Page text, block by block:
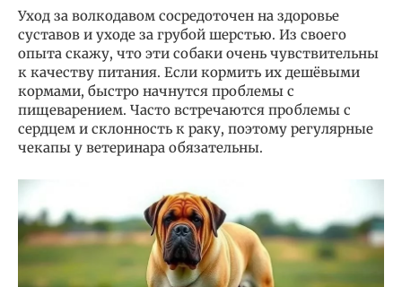
Уход за волкодавом сосредоточен на здоровье
суставов и уходе за грубой шерстью. Из своего
опыта скажу, что эти собаки очень чувствительны
к качеству питания. Если кормить их дешёвыми
кормами, быстро начнутся проблемы с
пищеварением. Часто встречаются проблемы с
сердцем и склонность к раку, поэтому регулярные
чекапы у ветеринара обязательны.